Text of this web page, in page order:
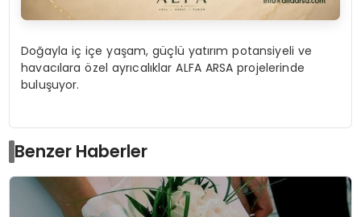
Doğayla iç içe yaşam, güçlü yatırım potansiyeli ve
havacılara özel ayrıcalıklar ALFA ARSA projelerinde
buluşuyor.
Benzer Haberler